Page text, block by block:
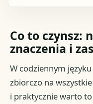
Co to czynsz:
znaczenia i
W codziennym
zbiorczo na
i praktycznie warto